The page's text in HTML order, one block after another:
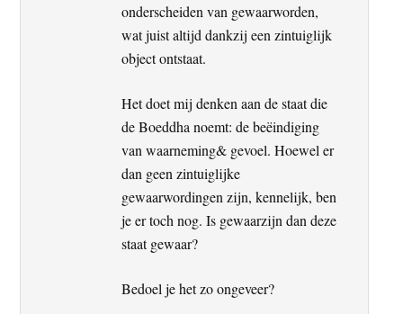
onderscheiden van gewaarworden,
wat juist altijd dankzij een zintuiglijk
object ontstaat.
Het doet mij denken aan de staat die
de Boeddha noemt: de beëindiging
van waarneming& gevoel. Hoewel er
dan geen zintuiglijke
gewaarwordingen zijn, kennelijk, ben
je er toch nog. Is gewaarzijn dan deze
staat gewaar?
Bedoel je het zo ongeveer?